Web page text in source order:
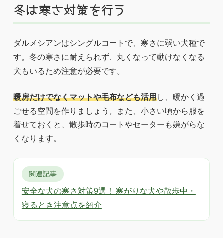
冬は寒さ対策を行う
ダルメシアンはシングルコートで、寒さに弱い犬種で
す。冬の寒さに耐えられず、丸くなって動けなくなる
犬もいるため注意が必要です。
暖房だけでなくマットや毛布なども活用し、暖かく過
ごせる空間を作りましょう。また、小さい頃から服を
着せておくと、散歩時のコートやセーターも嫌がらな
くなります。
関連記事
安全な犬の寒さ対策9選！ 寒がりな犬や散歩中・
寝るとき注意点を紹介